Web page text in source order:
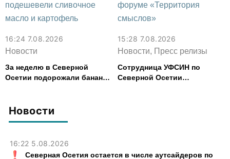
Новости
16:22 5.08.2026
Северная Осетия остается в числе аутсайдеров по
16:24 7.08.2026
Новости
За неделю в Северной
Осетии подорожали бананы
картофель
15:28 7.08.2026
Новости, Пресс релизы
Сотрудница УФСИН по
Северной Осетии